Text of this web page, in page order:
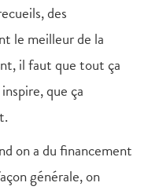
des
le meilleur de la
il faut que tout ça
que ça
on a du financement
générale, on